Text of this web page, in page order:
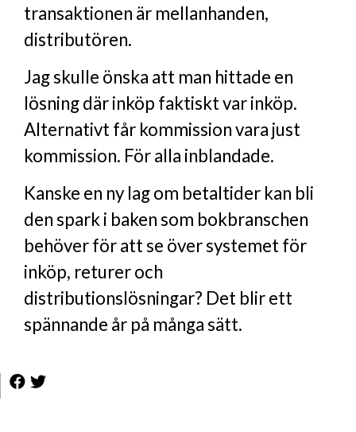
transaktionen är mellanhanden,
distributören.
Jag skulle önska att man hittade en
lösning där inköp faktiskt var inköp.
Alternativt får kommission vara just
kommission. För alla inblandade.
Kanske en ny lag om betaltider kan bli
den spark i baken som bokbranschen
behöver för att se över systemet för
inköp, returer och
distributionslösningar? Det blir ett
spännande år på många sätt.